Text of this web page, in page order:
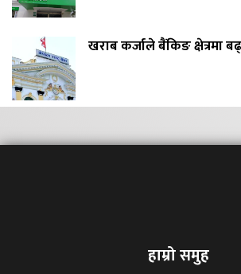
खराब कर्जाले बैंकिङ क्षेत्रमा
हाम्रो समुह